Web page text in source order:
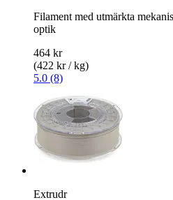
Filament med utmärkta
optik
464 kr
(422 kr / kg)
5.0 (8)
Extrudr